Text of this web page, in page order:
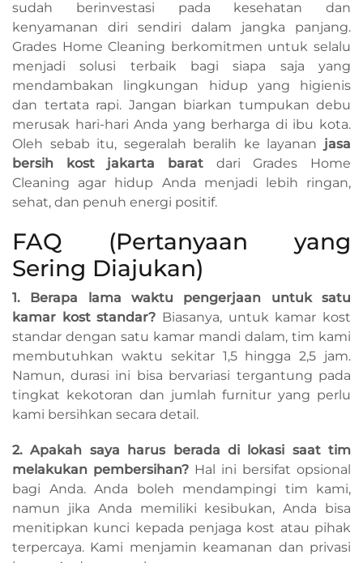
sudah berinvestasi pada kesehatan dan
kenyamanan diri sendiri dalam jangka panjang.
Grades Home Cleaning berkomitmen untuk selalu
menjadi solusi terbaik bagi siapa saja yang
mendambakan lingkungan hidup yang higienis
dan tertata rapi. Jangan biarkan tumpukan debu
merusak hari-hari Anda yang berharga di ibu kota.
Oleh sebab itu, segeralah beralih ke layanan jasa
bersih kost jakarta barat dari Grades Home
Cleaning agar hidup Anda menjadi lebih ringan,
sehat, dan penuh energi positif.
FAQ (Pertanyaan yang
Sering Diajukan)
1. Berapa lama waktu pengerjaan untuk satu
kamar kost standar? Biasanya, untuk kamar kost
standar dengan satu kamar mandi dalam, tim kami
membutuhkan waktu sekitar 1,5 hingga 2,5 jam.
Namun, durasi ini bisa bervariasi tergantung pada
tingkat kekotoran dan jumlah furnitur yang perlu
kami bersihkan secara detail.
2. Apakah saya harus berada di lokasi saat tim
melakukan pembersihan? Hal ini bersifat opsional
bagi Anda. Anda boleh mendampingi tim kami,
namun jika Anda memiliki kesibukan, Anda bisa
menitipkan kunci kepada penjaga kost atau pihak
terpercaya. Kami menjamin keamanan dan privasi